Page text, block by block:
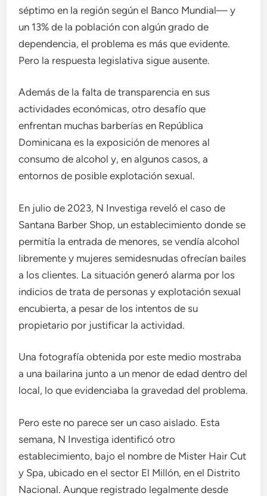
séptimo en la región según el Banco Mundial— y
un 13% de la población con algún grado de
dependencia, el problema es más que evidente.
Pero la respuesta legislativa sigue ausente.
Además de la falta de transparencia en sus
actividades económicas, otro desafío que
enfrentan muchas barberías en República
Dominicana es la exposición de menores al
consumo de alcohol y, en algunos casos, a
entornos de posible explotación sexual.
En julio de 2023, N Investiga reveló el caso de
Santana Barber Shop, un establecimiento donde se
permitía la entrada de menores, se vendía alcohol
libremente y mujeres semidesnudas ofrecían bailes
a los clientes. La situación generó alarma por los
indicios de trata de personas y explotación sexual
encubierta, a pesar de los intentos de su
propietario por justificar la actividad.
Una fotografía obtenida por este medio mostraba
a una bailarina junto a un menor de edad dentro del
local, lo que evidenciaba la gravedad del problema.
Pero este no parece ser un caso aislado. Esta
semana, N Investiga identificó otro
establecimiento, bajo el nombre de Mister Hair Cut
y Spa, ubicado en el sector El Millón, en el Distrito
Nacional. Aunque registrado legalmente desde